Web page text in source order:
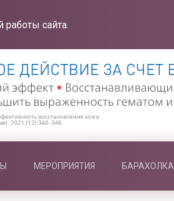
сайта.
МЕРОПРИЯТИЯ БАРАХОЛКА